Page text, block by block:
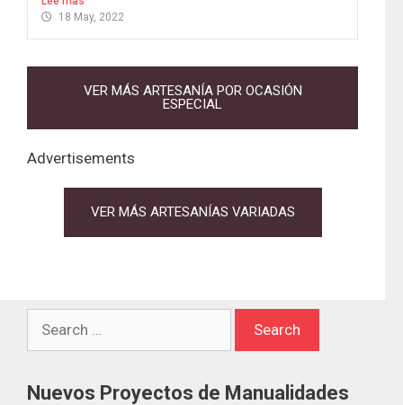
18 May, 2022
VER MÁS ARTESANÍA POR OCASIÓN
ESPECIAL
Advertisements
VER MÁS ARTESANÍAS VARIADAS
Nuevos Proyectos de Manualidades